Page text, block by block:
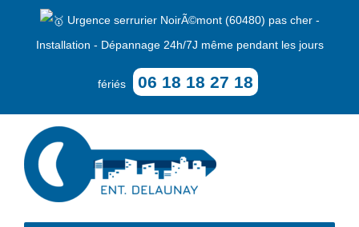
Urgence serrurier NoirÃ©mont (60480) pas cher -
Installation - Dépannage 24h/7J même pendant les jours
fériés 06 18 18 27 18